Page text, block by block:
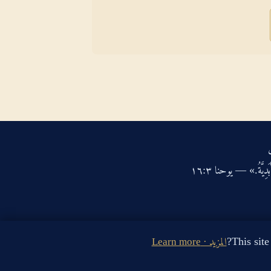
— يوحنا ‏٣‏:‏١٦‏
المزيد · Learn more